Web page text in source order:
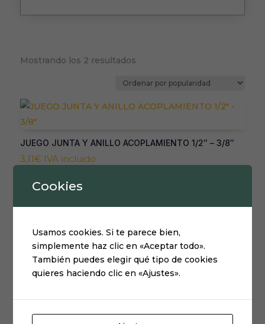
Mostrando los 2 resultadosOrdenado
popularidad
JUEGO JUNTA Y ANILLO ACOPLAMIENTO 1/2″ – 3/8″
3,11€ IVA incluido
1,73€ IVA incluido
Cookies
Usamos cookies. Si te parece bien,
simplemente haz clic en «Aceptar todo».
También puedes elegir qué tipo de cookies
quieres haciendo clic en «Ajustes».